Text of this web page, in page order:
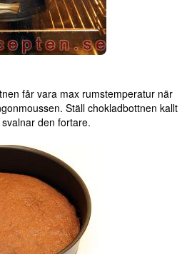
får vara max rumstemperatur när
Ställ chokladbottnen kallt
den fortare.